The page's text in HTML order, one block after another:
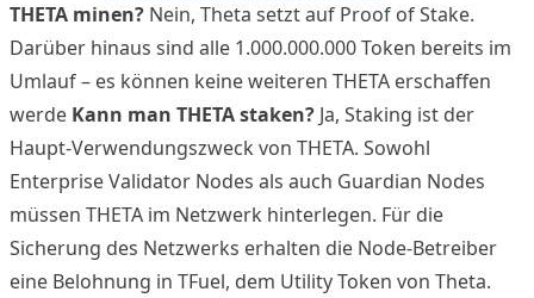
THETA minen? Nein, Theta setzt auf Proof of Stake.
Darüber hinaus sind alle 1.000.000.000 Token bereits im
Umlauf – es können keine weiteren THETA erschaffen
werde Kann man THETA staken? Ja, Staking ist der
Haupt-Verwendungszweck von THETA. Sowohl
Enterprise Validator Nodes als auch Guardian Nodes
müssen THETA im Netzwerk hinterlegen. Für die
Sicherung des Netzwerks erhalten die Node-Betreiber
eine Belohnung in TFuel, dem Utility Token von Theta.